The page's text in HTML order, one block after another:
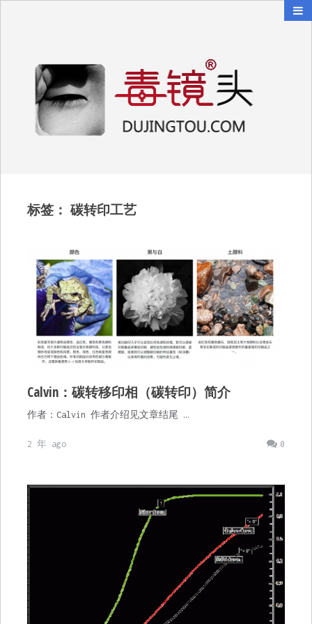
标签： 碳转印工艺
Calvin：碳转移印相（碳转印）简介
作者：Calvin 作者介绍见文章结尾 …
0
2 年 ago